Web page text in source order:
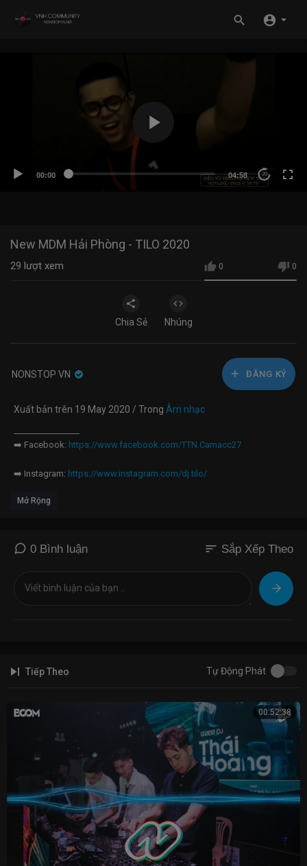
00:00 04:58 20
New MDM Hải Phòng - TILO 2020
0 0
29 lượt xem
Chia Sẻ Nhúng
NONSTOP VN ĐĂNG KÝ
Xuất bản trên 19 May 2020 / Trong Âm nhạc
➡️ Facebook: https://www.facebook.com/TTN.Camacc27
➡️ Instagram: https://www.instagram.com/dj.tilo/
➡️ Fanpage:
Mở Rộng
0 Bình luận sort Sắp Xếp Theo
Tiếp Theo Tự Động Phát
00:52:38